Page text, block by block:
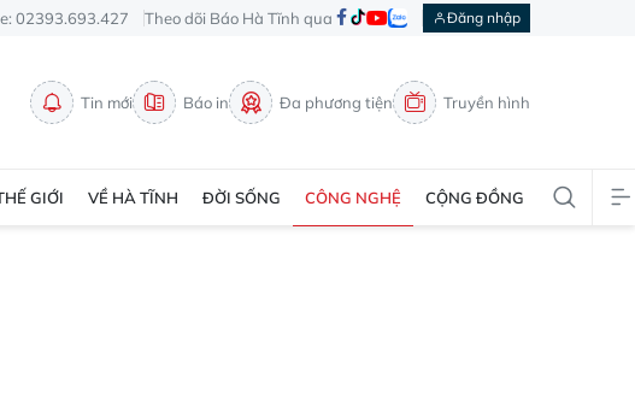
02393.693.427 Theo dõi Báo Hà Tĩnh qua Đăng nhập
Tin mới Báo in Đa phương tiện Truyền hình
GIỚI VỀ HÀ TĨNH ĐỜI SỐNG CÔNG NGHỆ CỘNG ĐỒNG